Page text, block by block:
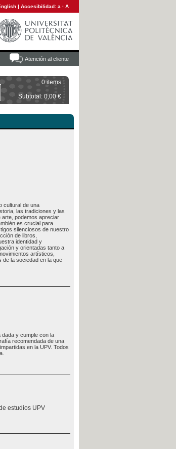
| Accesibilidad: a · A
Atención al cliente
0 items
Subtotal: 0,00 €
cultural de una
las tradiciones y las
arte, podemos apreciar
es crucial para
silenciosos de nuestro
de libros,
identidad y
y orientadas tanto a
artísticos,
de la sociedad en la que
dada y cumple con la
recomendada de una
en la UPV. Todos
estudios UPV